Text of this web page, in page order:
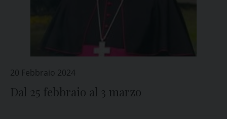
20 Febbraio 2024
Dal 25 febbraio al 3 marzo